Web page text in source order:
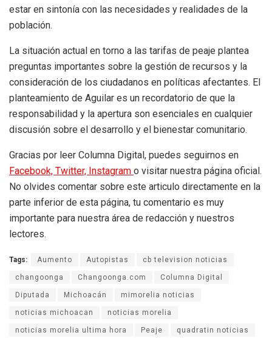
estar en sintonía con las necesidades y realidades de la
población.
La situación actual en torno a las tarifas de peaje plantea
preguntas importantes sobre la gestión de recursos y la
consideración de los ciudadanos en políticas afectantes. El
planteamiento de Aguilar es un recordatorio de que la
responsabilidad y la apertura son esenciales en cualquier
discusión sobre el desarrollo y el bienestar comunitario.
Gracias por leer Columna Digital, puedes seguirnos en
Facebook, Twitter, Instagram o visitar nuestra página oficial.
No olvides comentar sobre este articulo directamente en la
parte inferior de esta página, tu comentario es muy
importante para nuestra área de redacción y nuestros
lectores.
Tags: Aumento Autopistas cb television noticias
changoonga Changoonga.com Columna Digital
Diputada Michoacán mimorelia noticias
noticias michoacan noticias morelia
noticias morelia ultima hora Peaje quadratin noticias